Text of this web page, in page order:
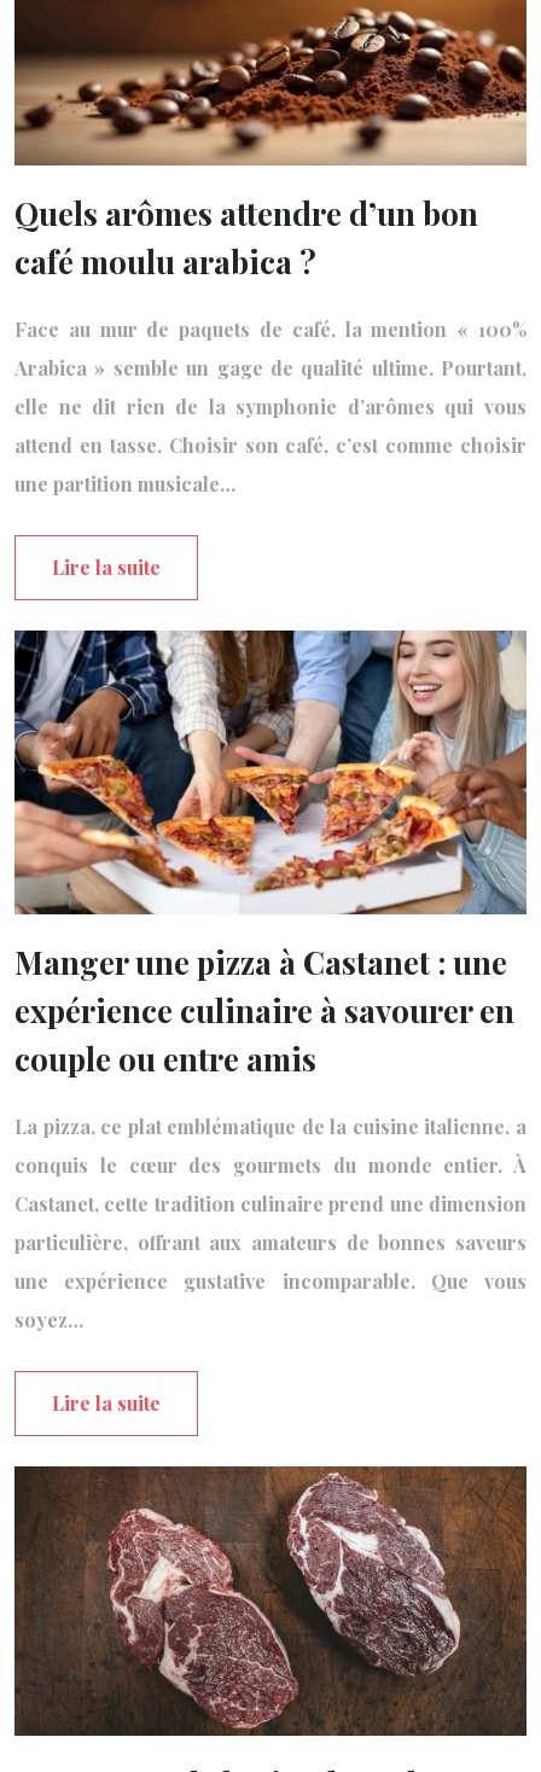
Quels arômes attendre d’un bon
café moulu arabica ?
Face au mur de paquets de café, la mention « 100%
Arabica » semble un gage de qualité ultime. Pourtant,
elle ne dit rien de la symphonie d’arômes qui vous
attend en tasse. Choisir son café, c’est comme choisir
une partition musicale…
Lire la suite
Manger une pizza à Castanet : une
expérience culinaire à savourer en
couple ou entre amis
La pizza, ce plat emblématique de la cuisine italienne, a
conquis le cœur des gourmets du monde entier. À
Castanet, cette tradition culinaire prend une dimension
particulière, offrant aux amateurs de bonnes saveurs
une expérience gustative incomparable. Que vous
soyez…
Lire la suite